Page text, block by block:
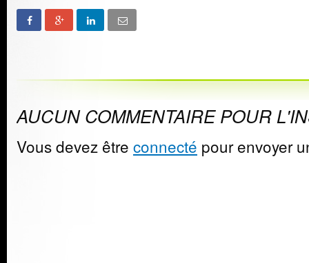
AUCUN COMMENTAIRE POUR
Vous devez être connecté pour envoyer